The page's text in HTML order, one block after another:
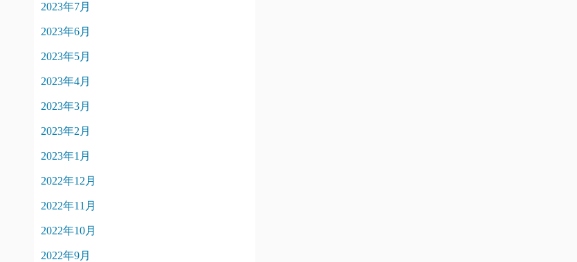
2023年7月
2023年6月
2023年5月
2023年4月
2023年3月
2023年2月
2023年1月
2022年12月
2022年11月
2022年10月
2022年9月